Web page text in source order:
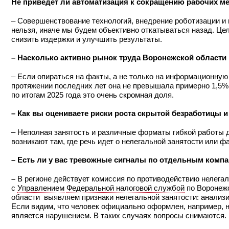
Не приведет ли автоматизация к сокращению рабочих
– Совершенствование технологий, внедрение роботизации и
нельзя, иначе мы будем объективно откатываться назад.
снизить издержки и улучшить результаты.
– Насколько активно рынок труда Воронежской
– Если опираться на факты, а не только на
протяжении последних лет она не превышала примерно
по итогам 2025 года это очень скромная доля.
– Как вы оцениваете риски роста скрытой безработицы
– Неполная занятость и различные форматы гибкой
возникают там, где речь идет о нелегальной занятости или
– Есть ли у вас тревожные сигналы по отдельным
– В регионе действует комиссия по противодействию
с Управлением Федеральной налоговой службой по
области выявляем признаки нелегальной занятости:
Если видим, что человек официально оформлен, например,
является нарушением. В таких случаях вопросы снимаются.